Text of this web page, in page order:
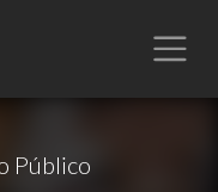
Público